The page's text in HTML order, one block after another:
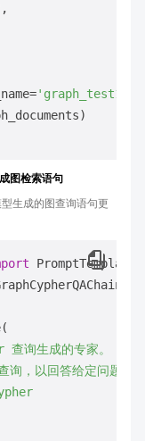
='graph_test1'
图检索语句
型生成的图查询语句更
询生成的专家。
，以回答给定问题。